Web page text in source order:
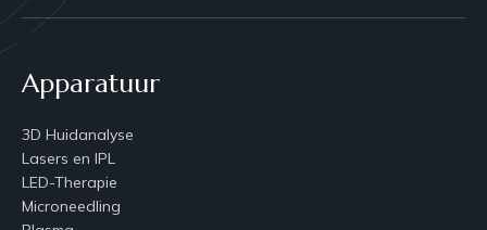
Apparatuur
3D Huidanalyse
Lasers en IPL
LED-Therapie
Microneedling